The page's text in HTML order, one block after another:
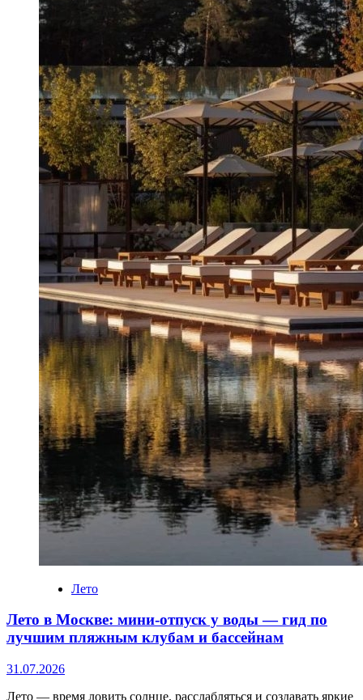
Лето
Лето в Москве: мини‑отпуск у воды — гид по
лучшим пляжным клубам и бассейнам
31.07.2026
Лето — время ловить солнце, расслабляться и создавать яркие